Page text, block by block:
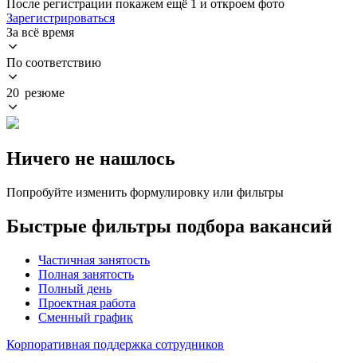
После регистрации покажем ещё 1 и откроем фото
Зарегистрироваться
За всё время
По соответствию
20 резюме
Ничего не нашлось
Попробуйте изменить формулировку или фильтры
Быстрые фильтры подбора вакансий
Частичная занятость
Полная занятость
Полный день
Проектная работа
Сменный график
Корпоративная поддержка сотрудников